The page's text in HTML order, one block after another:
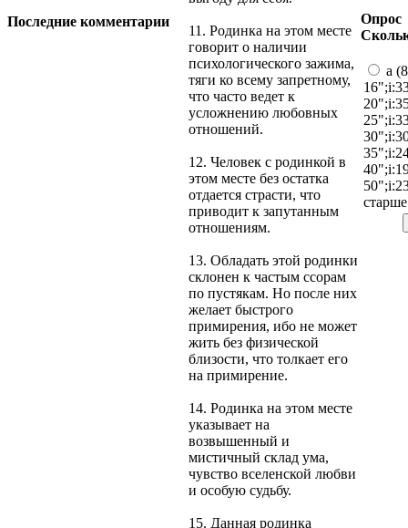
Последние комментарии
11. Родинка на этом месте
говорит о наличии
психологического зажима,
тяги ко всему запретному,
что часто ведет к
усложнению любовных
отношений.
12. Человек с родинкой в
этом месте без остатка
отдается страсти, что
приводит к запутанным
отношениям.
13. Обладать этой родинки
склонен к частым ссорам
по пустякам. Но после них
желает быстрого
примирения, ибо не может
жить без физической
близости, что толкает его
на примирение.
14. Родинка на этом месте
указывает на
возвышенный и
мистичный склад ума,
чувство вселенской любви
и особую судьбу.
15. Данная родинка
Опрос
a